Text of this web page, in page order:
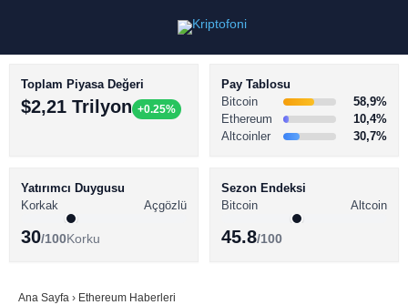
BİTCOİN HABERLERİ
ALTCOİN HABERLERİ
SÖZLÜK
Toplam Piyasa Değeri
$2,21 Trilyon +0.25%
Pay Tablosu
Bitcoin
58,9%
Ethereum
10,4%
Altcoinler
30,7%
Yatırımcı Duygusu
Korkak
Açgözlü
30/100Korku
Sezon Endeksi
Bitcoin
Altcoin
45.8/100
Ana Sayfa › Ethereum Haberleri